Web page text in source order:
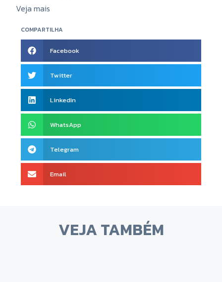
COMPARTILHA
Facebook
Twitter
LinkedIn
WhatsApp
Telegram
Email
Veja mais
VEJA TAMBÉM